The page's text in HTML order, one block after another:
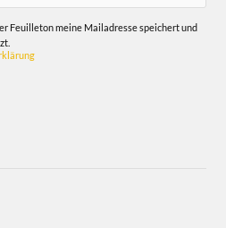
Feuilleton meine Mailadresse speichert und